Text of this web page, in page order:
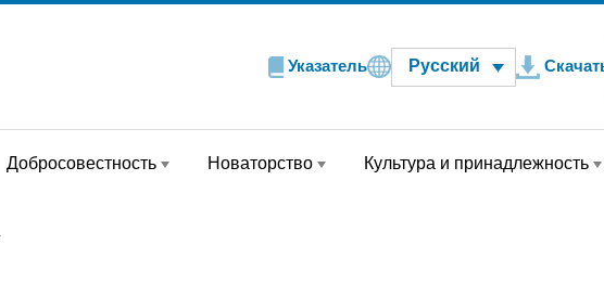
Указатель Русский
Добросовестность Новаторство Культура и принадлежность